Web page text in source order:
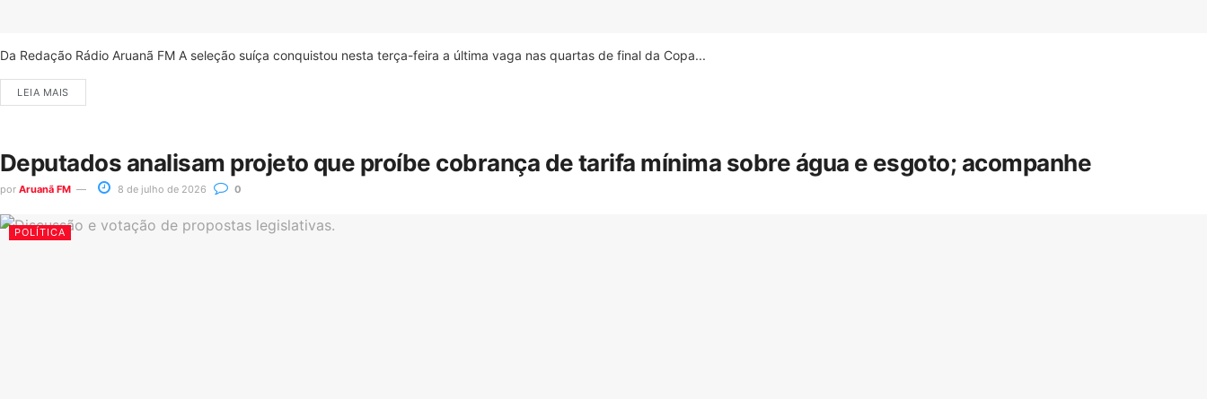
Da Redação Rádio Aruanã FM A seleção suíça conquistou nesta terça-feira a última vaga nas quartas de final da Copa...
LEIA MAIS
Deputados analisam projeto que proíbe cobrança de tarifa mínima sobre água e esgoto; acompanhe
por Aruanã FM 8 de julho de 2026 0
POLÍTICA